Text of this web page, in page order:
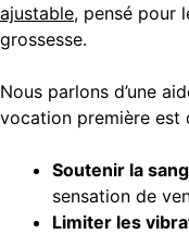
ajustable, pensé pour
grossesse.
Nous parlons d’une
vocation première est
Soutenir la
sensation de
Limiter les